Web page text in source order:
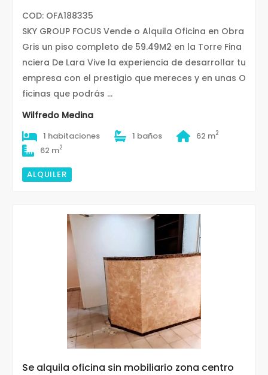
COD: OFA188335
SKY GROUP FOCUS Vende o Alquila Oficina en Obra
Gris un piso completo de 59.49M2 en la Torre Fina
nciera De Lara Vive la experiencia de desarrollar tu
empresa con el prestigio que mereces y en unas O
ficinas que podrás ...
Wilfredo Medina
1 habitaciones 1 baños 62 m2
62 m2
ALQUILER
Se alquila oficina sin mobiliario zona centro